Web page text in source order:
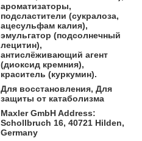
ароматизаторы,
подсластители (сукралоза,
ацесульфам калия),
эмульгатор (подсолнечный
лецитин),
антислёживающий агент
(диоксид кремния),
краситель (куркумин).
Для восстановления, Для
защиты от катаболизма
Maxler GmbH Address:
Schollbruch 16, 40721 Hilden,
Germany